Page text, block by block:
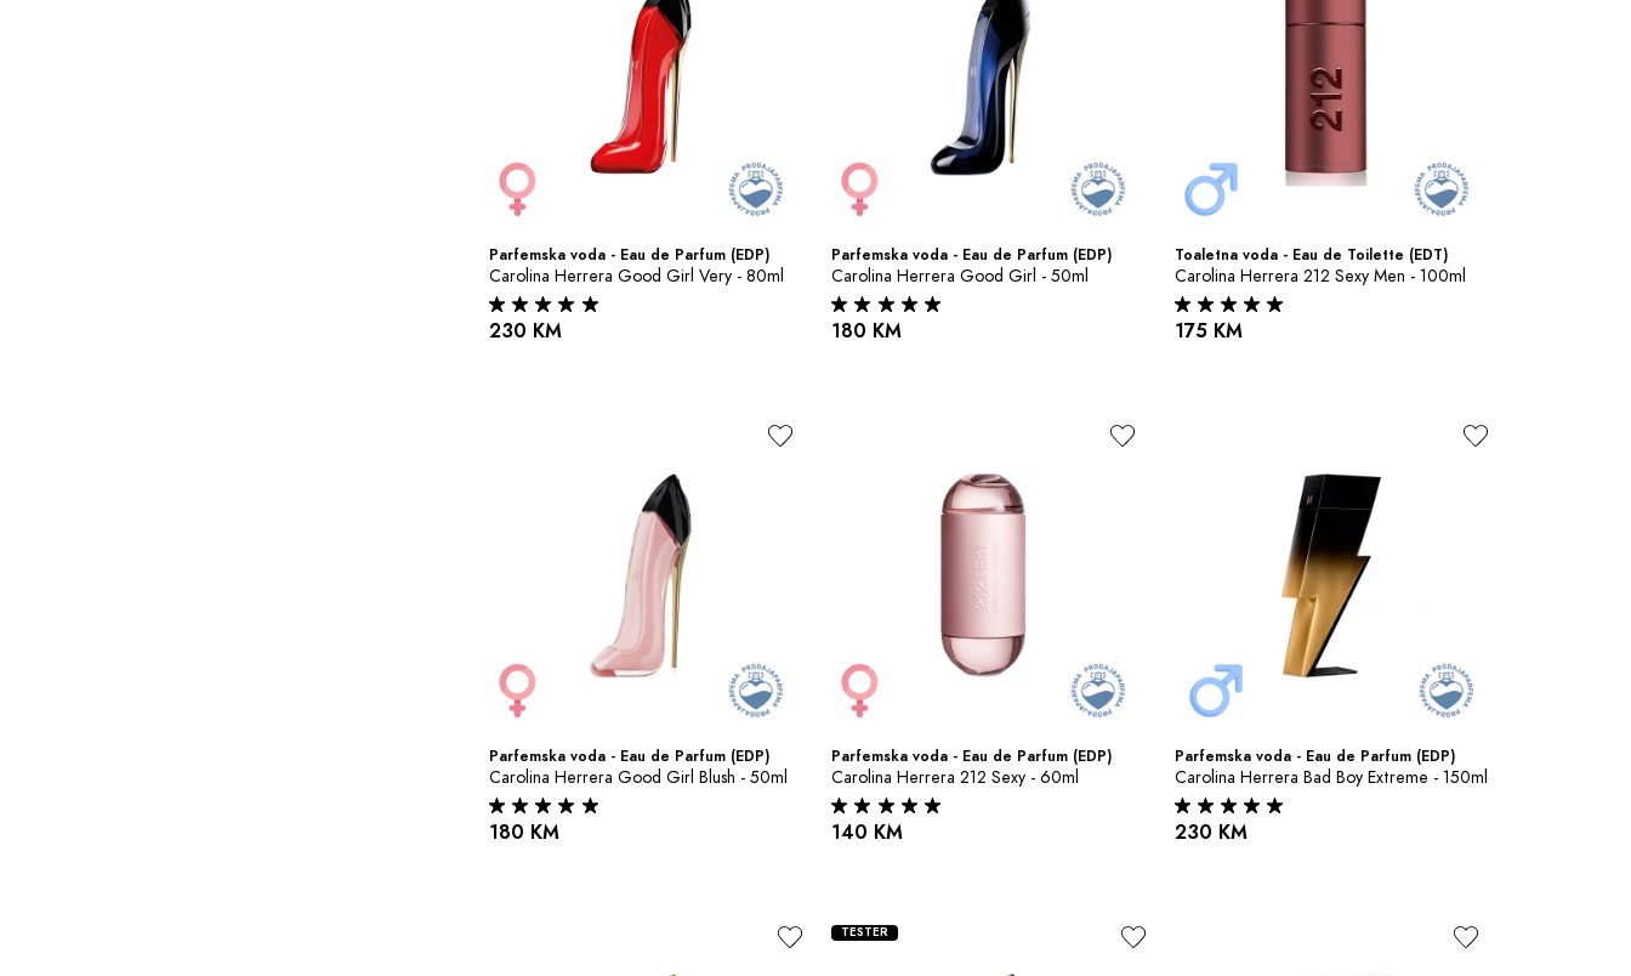
Parfemska voda - Eau de Parfum (EDP)
Carolina Herrera Good Girl Very - 80ml
230 KM
Parfemska voda - Eau de Parfum (EDP)
Carolina Herrera Good Girl - 50ml
180 KM
Toaletna voda - Eau de Toilette (EDT)
Carolina Herrera 212 Sexy Men - 100ml
175 KM
Parfemska voda - Eau de Parfum (EDP)
Carolina Herrera Good Girl Blush - 50ml
180 KM
Parfemska voda - Eau de Parfum (EDP)
Carolina Herrera 212 Sexy - 60ml
140 KM
Parfemska voda - Eau de Parfum (EDP)
Carolina Herrera Bad Boy Extreme - 150ml
230 KM
TESTER